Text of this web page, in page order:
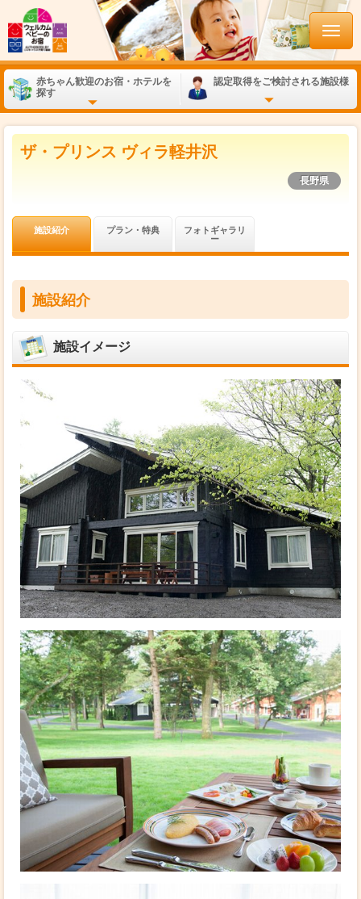
赤ちゃん歓迎のお宿・ホテルを
探す
認定取得をご検討される施設様
ザ・プリンス ヴィラ軽井沢
長野県
施設紹介 プラン・特典 フォトギャラリ
ー
施設紹介
施設イメージ